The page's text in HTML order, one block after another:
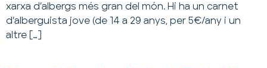
xarxa d’albergs més gran del món. Hi ha un carnet
d’alberguista jove (de 14 a 29 anys, per 5€/any i un
altre […]